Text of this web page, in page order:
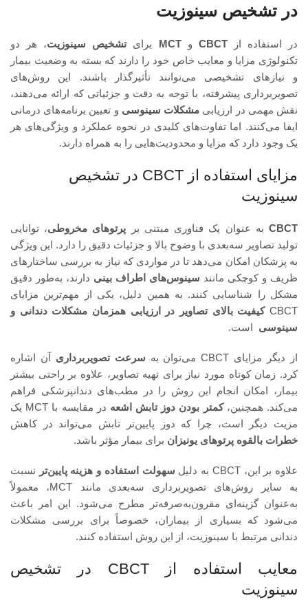
در تشخیص سینوزیت
در استفاده ازCBCT وMCT برایتشخیص سینوزیت، هر دو
تکنولوژی مزایا و معایب خاص خود را دارند که بسته به وضعیت بیمار
و نیازهای تشخیصی می‌توانند تأثیرگذار باشند. این روش‌های
تصویربرداری پیشرفته، با توجه به دقت و جزئیاتی که ارائه می‌دهند،
نقش مهمی در ارزیابی مشکلات سینوسی و تعیین برنامه‌های درمانی
ایفا می‌کنند. اما تفاوت‌های کلیدی در نحوه عملکرد و ویژگی‌های هر
یک وجود دارد که مزایا و محدودیت‌هایی را به همراه دارند.
مزایای استفاده از CBCT در تشخیص
سینوزیت
CBCTبه عنوان یک فناوری مبتنی بر پرتوهای مخروطی، توانایی
تولید تصاویر سه‌بعدی با وضوح بالا و جزئیات دقیق را دارد. این ویژگی
به پزشکان امکان می‌دهد تا در مواردی که نیاز به بررسی ساختارهای
ظریف و کوچکی مانند سینوس‌های اطراف بینی دارند، به‌طور دقیق
مشکل را شناسایی کنند. به همین دلیل، یکی از مهم‌ترین مزایای
CBCT کیفیت بالای تصاویر در ارزیابی همزمان مشکلات دندانی و
سینوسی است.
از دیگر مزایای CBCT می‌توان به سرعت تصویربرداری آن اشاره
کرد. زمان کوتاه مورد نیاز برای تهیه تصاویر، علاوه بر راحتی بیشتر
بیمار، امکان انجام این روش را در مطب‌های دندانپزشکی فراهم
می‌کند. همچنین،کمتر بودن دوز تابش اشعه
در مقایسه با MCT یک
مزیت دیگر است، چرا که دوز پایین‌تر تابش می‌تواند در کاهش
خطرات بالقوه پرتوهای یونیزان برای بیمار مؤثر باشد.
علاوه بر این، CBCT به دلیل سهولت استفاده و هزینه پایین‌تر نسبت
به سایر روش‌های تصویربرداری سه‌بعدی مانند MCT، معمولاً
به‌عنوان گزینه‌ای مقرون‌به‌صرفه‌تر مطرح می‌شود. این امر باعث
می‌شود که بسیاری از بیماران، خصوصاً برای بررسی مشکلات
دندانی مرتبط با سینوزیت، از این روش استفاده کنند.
معایب استفاده از CBCT در تشخیص
سینوزیت